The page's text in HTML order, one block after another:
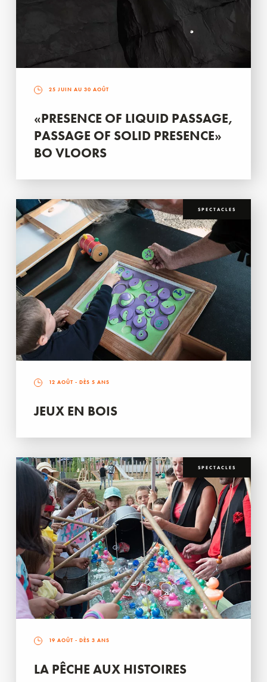
25 JUIN AU 30 AOÛT
«PRESENCE OF LIQUID PASSAGE,
PASSAGE OF SOLID PRESENCE»
BO VLOORS
SPECTACLES
12 AOÛT - DÈS 5 ANS
JEUX EN BOIS
SPECTACLES
19 AOÛT - DÈS 3 ANS
LA PÊCHE AUX HISTOIRES